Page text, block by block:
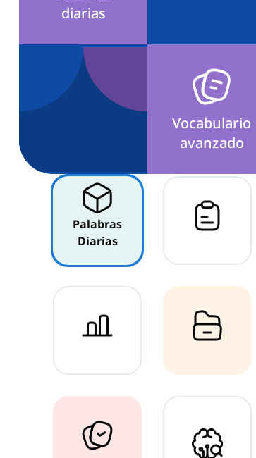
diarias
Vocabulario
avanzado
Palabras
Diarias